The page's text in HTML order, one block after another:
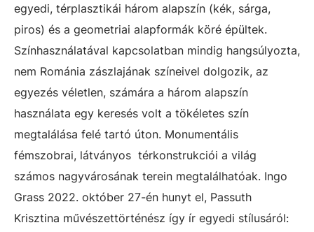
egyedi, térplasztikái három alapszín (kék, sárga,
piros) és a geometriai alapformák köré épültek.
Színhasználatával kapcsolatban mindig hangsúlyozta,
nem Románia zászlajának színeivel dolgozik, az
egyezés véletlen, számára a három alapszín
használata egy keresés volt a tökéletes szín
megtalálása felé tartó úton. Monumentális
fémszobrai, látványos térkonstrukciói a világ
számos nagyvárosának terein megtalálhatóak. Ingo
Grass 2022. október 27-én hunyt el, Passuth
Krisztina művészettörténész így ír egyedi stílusáról: